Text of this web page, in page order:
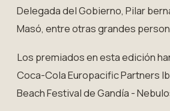
Delegada del Gobierno, Pilar
Masó, entre otras grandes
Los premiados en esta edición
Coca-Cola Europacific Partners
Beach Festival de Gandía -